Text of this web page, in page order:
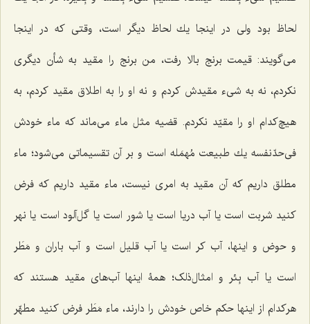
لحاظ بود ولی در اینجا یك لحاظ دیگر است، وقتى كه در اینجا
مى‌گویند: قیمت برنج بالا رفت، من برنج را مقید به شأن دیگرى
نكردم، نه به شی‌ء مقیدش كردم و نه او را به اطلاق مقید كردم، به
هیچ‌کدام او را مقیّد نكردم. قضیه مثل ماء مى‌ماند كه ماء خودش
فى‌حدّنفسه یك طبیعت مُهمَله است و بر آن تقسیماتى مى‌شود؛ ماء
مطلق داریم كه آن مقید به امرى نیست، ماء مقید داریم كه فرض
كنید شربت است یا آب دریا است یا شور است یا گل‌آلود است یا نهر
و حوض و اینها، آب كر است یا آب قلیل است و آب باران و مَطَر
است یا آب بِئر و امثال‌ذلک؛ همۀ اینها آب‌هاى مقید هستند كه
هركدام از اینها حكم خاص خودش را دارند، ماء مَطَر فرض كنید مطهّر